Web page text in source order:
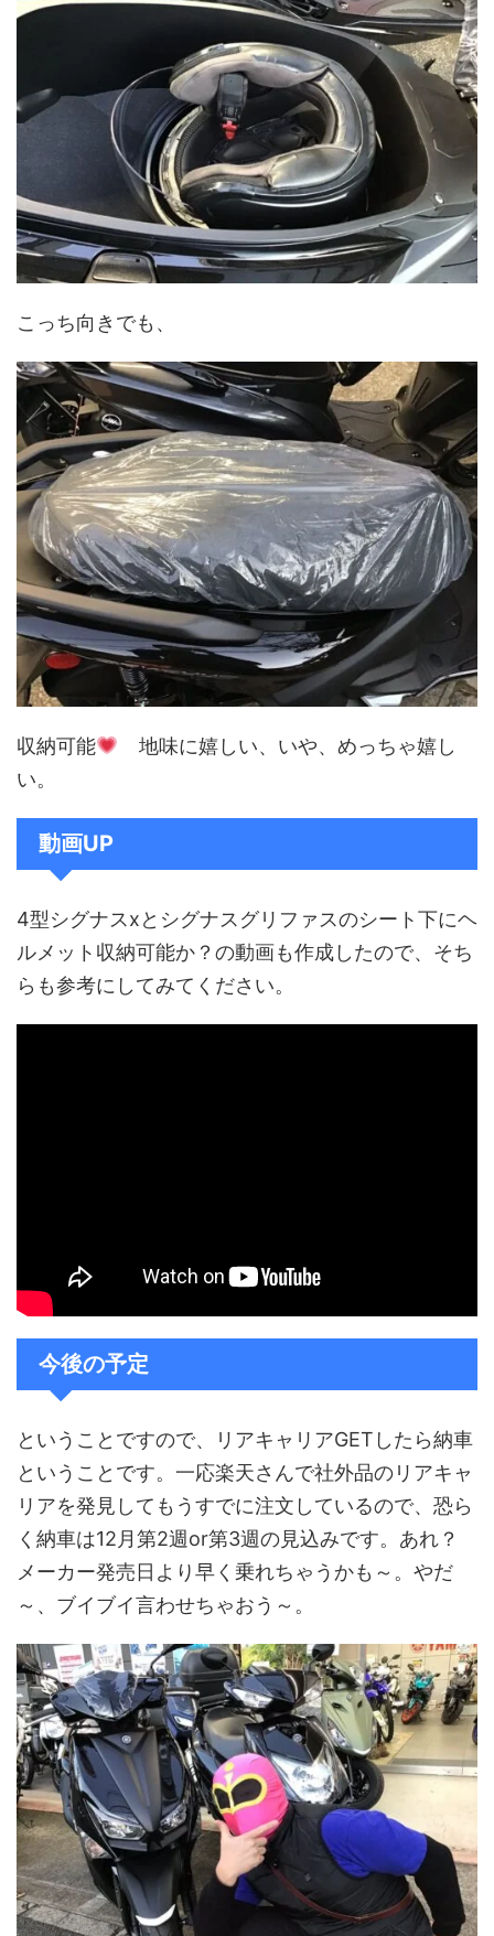
こっち向きでも、
収納可能
地味に嬉しい、いや、めっちゃ嬉し
い。
動画UP
4型シグナスxとシグナスグリファスのシート下にヘ
ルメット収納可能か？の動画も作成したので、そち
らも参考にしてみてください。
今後の予定
ということですので、リアキャリアGETしたら納車
ということです。一応楽天さんで社外品のリアキャ
リアを発見してもうすでに注文しているので、恐ら
く納車は12月第2週or第3週の見込みです。あれ？
メーカー発売日より早く乗れちゃうかも～。やだ
～、ブイブイ言わせちゃおう～。